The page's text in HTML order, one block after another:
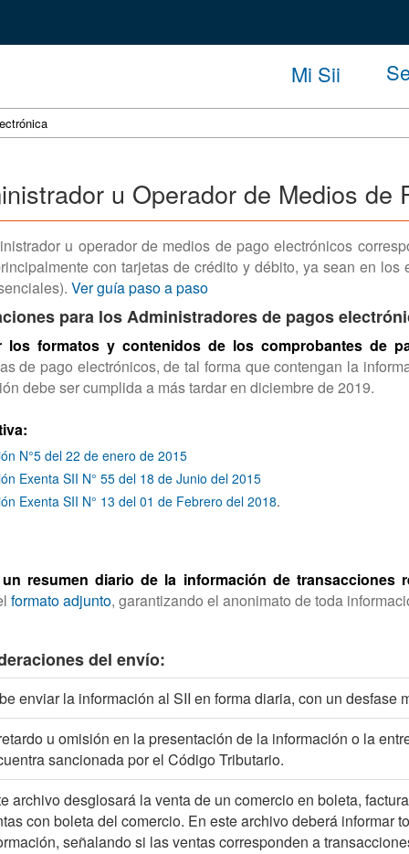
Mi Sii
u Operador de Medios de
u operador de medios de pago electrónicos
con tarjetas de crédito y débito, ya sean en
Ver guía paso a paso
para los Administradores de pagos
los formatos y contenidos de los comprobantes de
de pago electrónicos, de tal forma que contengan la
debe ser cumplida a más tardar en diciembre de 2019.
N°5 del 22 de enero de 2015
Exenta SII N° 55 del 18 de Junio del 2015
Exenta SII N° 13 del 01 de Febrero del 2018.
resumen diario de la información de transacciones
formato adjunto, garantizando el anonimato de toda
del envío:
enviar la información al SII en forma diaria, con un desfase
u omisión en la presentación de la información o la
sancionada por el Código Tributario.
archivo desglosará la venta de un comercio en boleta,
con boleta del comercio. En este archivo deberá informar
señalando si las ventas corresponden a